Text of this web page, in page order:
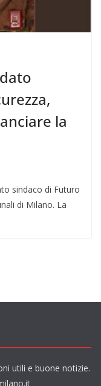
la
sindaco di Futuro
di Milano. La
utili e buone notizie.